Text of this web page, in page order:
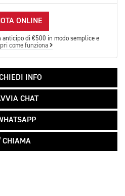
ONLINE
anticipo di €500 in modo semplice e
come funziona
INFO
CHAT
CHIAMA